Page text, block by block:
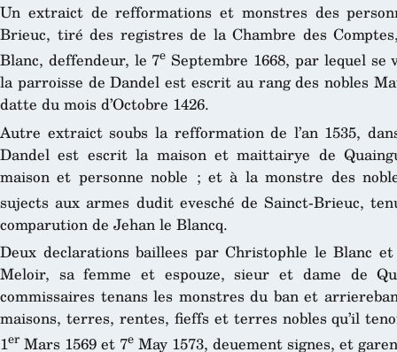
Un extraict de refformations et monstres des
Brieuc, tiré des registres de la Chambre des
Blanc, deffendeur, le 7e Septembre 1668, par lequel
la parroisse de Dandel est escrit au rang des nobles
datte du mois d’Octobre 1426.
Autre extraict soubs la refformation de l’an 1535,
Dandel est escrit la maison et maittairye de
maison et personne noble ; et à la monstre des
sujects aux armes dudit evesché de Sainct-Brieuc,
comparution de Jehan le Blancq.
Deux declarations baillees par Christophle le Blanc
Meloir, sa femme et espouze, sieur et dame de
commissaires tenans les monstres du ban et
maisons, terres, rentes, fieffs et terres nobles qu’il
1er Mars 1569 et 7e May 1573, deuement signes, et